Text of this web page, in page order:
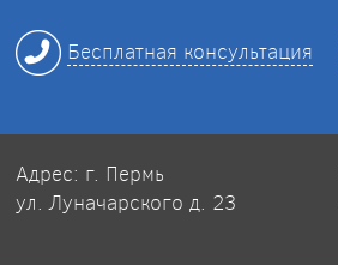
Бесплатная консультация
Адрес: г. Пермь
ул. Луначарского д. 23